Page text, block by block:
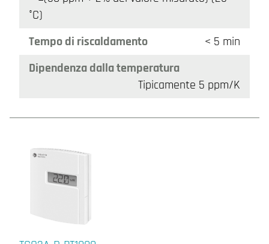
°C)
Tempo di riscaldamento
< 5 min
Dipendenza dalla temperatura
Tipicamente 5 ppm/K